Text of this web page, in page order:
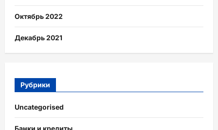
Октябрь 2022
Декабрь 2021
Рубрики
Uncategorised
Банки и кредиты